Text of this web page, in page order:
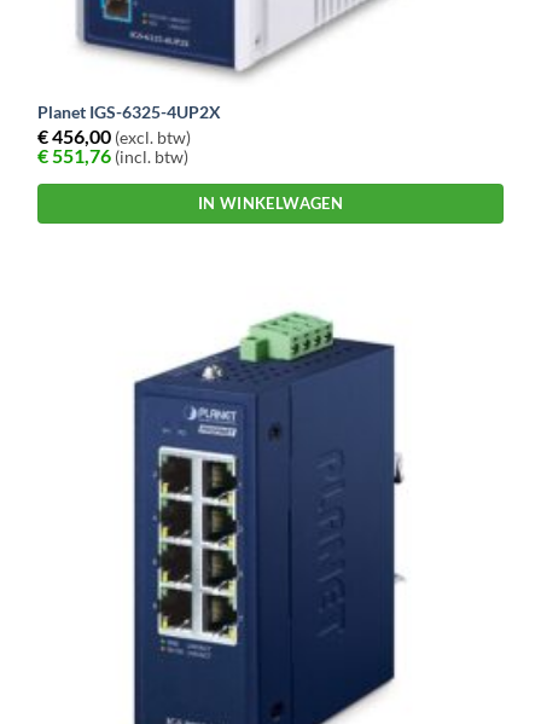
Planet IGS-6325-4UP2X
€456,00 (excl. btw)
€551,76 (incl. btw)
IN WINKELWAGEN